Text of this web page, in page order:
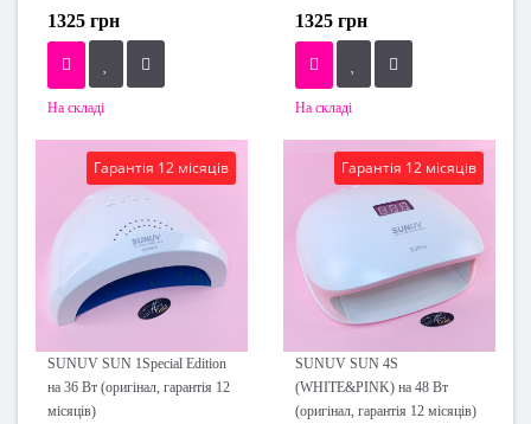
1325 грн
На складі
1325 грн
На складі
Гарантія 12 місяців
SUNUV SUN 1Special Edition
на 36 Вт (оригінал, гарантія 12
місяців)
Гарантія 12 місяців
SUNUV SUN 4S
(WHITE&PINK) на 48 Вт
(оригінал, гарантія 12 місяців)